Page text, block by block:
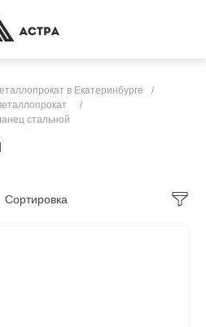
в Екатеринбурге
/
/
стальной
Сортировка